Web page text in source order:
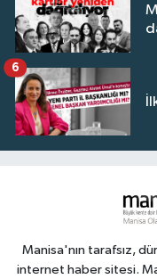
6
Manisa'nın tarafsız,
internet haber sitesi.